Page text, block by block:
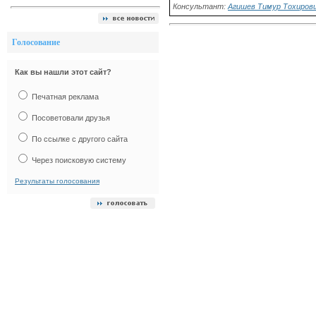
Голосование
Как вы нашли этот сайт?
Печатная реклама
Посоветовали друзья
По ссылке с другого сайта
Через поисковую систему
Результаты голосования
Консультант: Агишев Тимур